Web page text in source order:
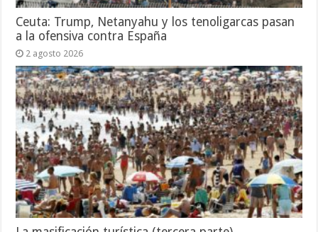
Ceuta: Trump, Netanyahu y los tenoligarcas pasan
a la ofensiva contra España
2 agosto 2026